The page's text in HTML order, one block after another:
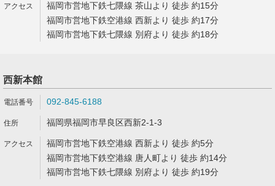
福岡市営地下鉄七隈線 茶山より 徒歩 約15分
福岡市営地下鉄空港線 西新より 徒歩 約17分
福岡市営地下鉄七隈線 別府より 徒歩 約18分
西新本館
092-845-6188
福岡県福岡市早良区西新2-1-3
福岡市営地下鉄空港線 西新より 徒歩 約5分
福岡市営地下鉄空港線 唐人町より 徒歩 約14分
福岡市営地下鉄七隈線 別府より 徒歩 約19分